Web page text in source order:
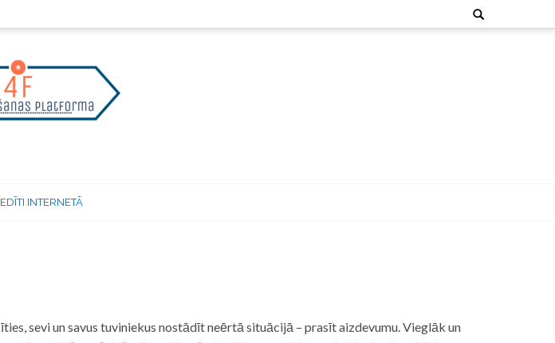
Search
for:
INTERNETĀ
sevi un savus tuviniekus nostādīt neērtā situācijā – prasīt aizdevumu. Vieglāk un